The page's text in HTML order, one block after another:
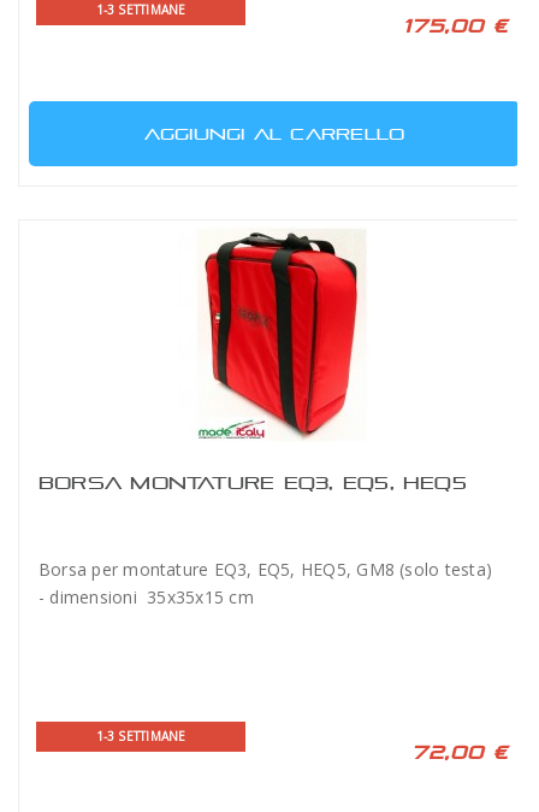
1-3 SETTIMANE
175,00 €
AGGIUNGI AL CARRELLO
BORSA MONTATURE EQ3, EQ5, HEQ5
Borsa per montature EQ3, EQ5, HEQ5, GM8 (solo testa)
- dimensioni 35x35x15 cm
1-3 SETTIMANE
72,00 €